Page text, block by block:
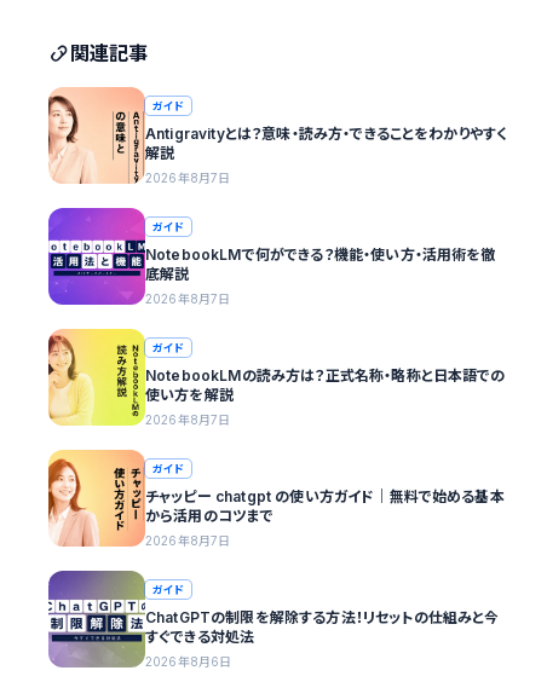
関連記事
ガイド
Antigravityとは？意味・読み方・できることをわかりやすく
解説
2026年8月7日
ガイド
NotebookLMで何ができる？機能・使い方・活用術を徹
底解説
2026年8月7日
ガイド
NotebookLMの読み方は？正式名称・略称と日本語での
使い方を解説
2026年8月7日
ガイド
チャッピー chatgpt の使い方ガイド｜無料で始める基本
から活用のコツまで
2026年8月7日
ガイド
ChatGPTの制限を解除する方法！リセットの仕組みと今
すぐできる対処法
2026年8月6日